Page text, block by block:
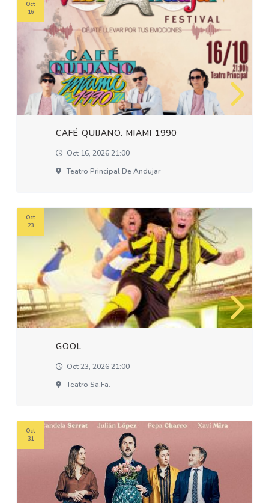
CAFÉ QUIJANO. MIAMI 1990
Oct 16, 2026 21:00
Teatro Principal De Andujar
Oct
16
GOOL
Oct 23, 2026 21:00
Teatro Sa.fa.
Oct
23
Oct
31